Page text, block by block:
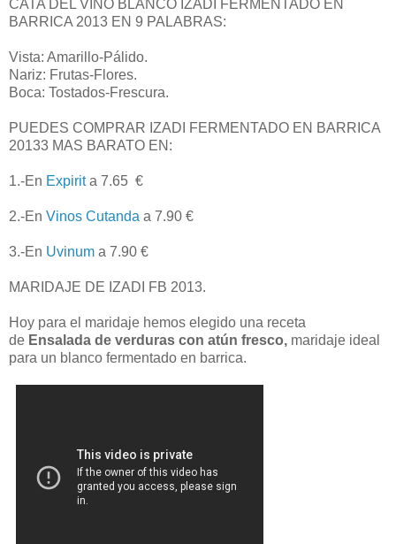
CATA DEL VINO BLANCO IZADI FERMENTADO EN
BARRICA 2013 EN 9 PALABRAS:
Vista: Amarillo-Pálido.
Nariz: Frutas-Flores.
Boca: Tostados-Frescura.
PUEDES COMPRAR IZADI FERMENTADO EN BARRICA
20133 MAS BARATO EN:
1.-En Expirita 7.65 €
2.-En Vinos Cutanda a 7.90 €
3.-En Uvinum a 7.90 €
MARIDAJE DE IZADI FB 2013.
Hoy para el maridaje hemos elegido una receta
de Ensalada de verduras con atún fresco, maridaje ideal
para un blanco fermentado en barrica.